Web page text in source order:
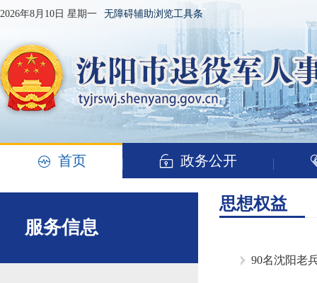
2026年8月10日 星期一 无障碍辅助浏览工具条
首页 政务公开
服务信息
思想权益
90名沈阳老